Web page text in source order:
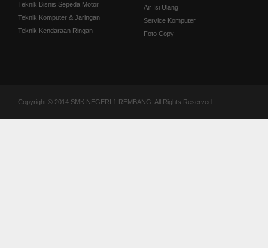
Teknik Bisnis Sepeda Motor
Teknik Komputer & Jaringan
Teknik Kendaraan Ringan
Air Isi Ulang
Service Komputer
Foto Copy
Copyright © 2014 SMK NEGERI 1 REMBANG. All Rights Reserved.